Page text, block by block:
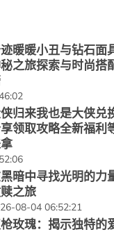
暖暖小丑与钻石面
之旅探索与时尚搭
归来我也是大侠兑
领取攻略全新福利
暗中寻找光明的力
之旅
08-04 06:52:21
玫瑰：揭示独特的